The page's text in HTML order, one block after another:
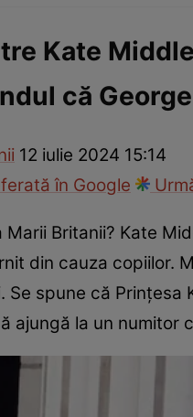
Kate
că
12 iulie 2024 15:14
în Google
Marii Britanii? Kate
din cauza copiilor.
Se spune că
ajungă la un numitor